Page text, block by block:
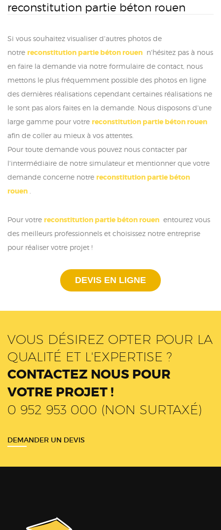
reconstitution partie béton rouen
Si vous souhaitez visualiser d'autres photos de
notre reconstitution partie béton rouen n'hésitez pas à nous
en faire la demande via notre formulaire de contact, nous
mettons le plus fréquemment possible des photos en ligne
des dernières réalisations cependant certaines réalisations ne
le sont pas alors faites en la demande. Nous disposons d'une
large gamme pour votre reconstitution partie béton rouen
afin de coller au mieux à vos attentes.
Pour toute demande vous pouvez nous contacter par
l'intermédiaire de notre simulateur et mentionner que votre
demande concerne notre reconstitution partie béton
rouen
Pour votre reconstitution partie béton rouen entourez vous
des meilleurs professionnels et choisissez notre entreprise
pour réaliser votre projet !
DEVIS EN LIGNE
VOUS DÉSIREZ OPTER POUR LA
QUALITÉ ET L'EXPERTISE ?
CONTACTEZ NOUS POUR
VOTRE PROJET !
0 952 953 000 (NON SURTAXÉ)
DEMANDER UN DEVIS